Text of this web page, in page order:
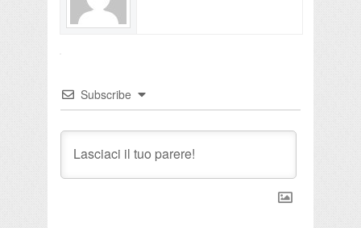
Subscribe